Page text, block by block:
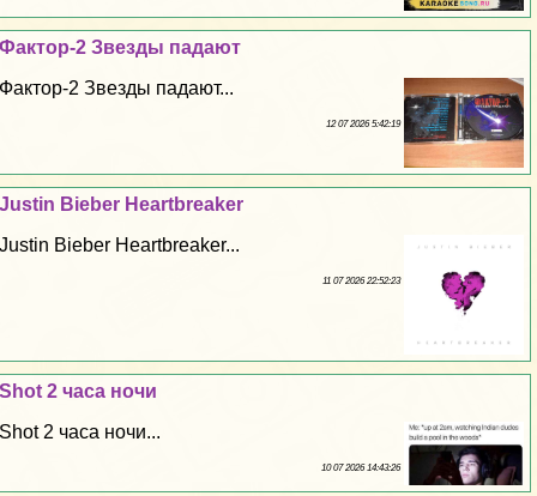
Фактор-2 Звезды падают
Фактор-2 Звезды падают...
12 07 2026 5:42:19
Justin Bieber Heartbreaker
Justin Bieber Heartbreaker...
11 07 2026 22:52:23
Shot 2 часа ночи
Shot 2 часа ночи...
10 07 2026 14:43:26